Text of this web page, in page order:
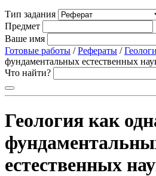
Тип задания
Предмет
Ваше имя
Готовые работы /Рефераты /
фундаментальных естественных
Что найти?
Геология как
естественных